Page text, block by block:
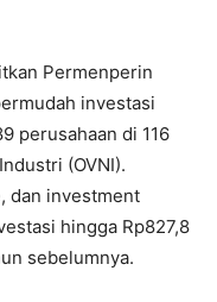
Permenperin
investasi
perusahaan di 116
(OVNI).
dan investment
hingga Rp827,8
sebelumnya.